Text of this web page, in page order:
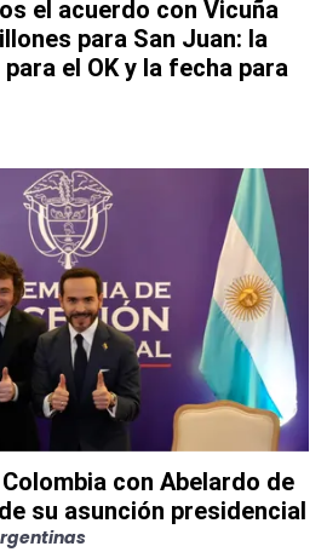
el acuerdo con Vicuña
para San Juan: la
el OK y la fecha para
con Abelardo de
su asunción presidencial